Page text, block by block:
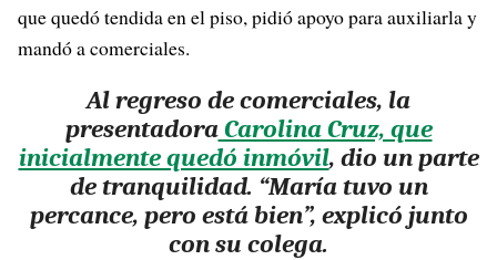
que quedó tendida en el piso, pidió apoyo para auxiliarla y
mandó a comerciales.
Al regreso de comerciales, la
presentadoraCarolina Cruz, que
inicialmente quedó inmóvil, dio un parte
de tranquilidad. “María tuvo un
percance, pero está bien”, explicó junto
con su colega.